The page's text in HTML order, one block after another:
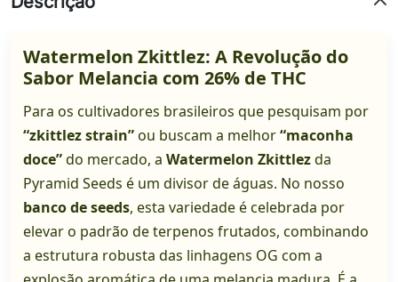
Watermelon Zkittlez: A Revolução do
Sabor Melancia com 26% de THC
Para os cultivadores brasileiros que pesquisam por
“zkittlez strain”ou buscam a melhor“maconha
doce”do mercado, a Watermelon Zkittlezda
Pyramid Seeds é um divisor de águas. No nosso
banco de seeds, esta variedade é celebrada por
elevar o padrão de terpenos frutados, combinando
a estrutura robusta das linhagens OG com a